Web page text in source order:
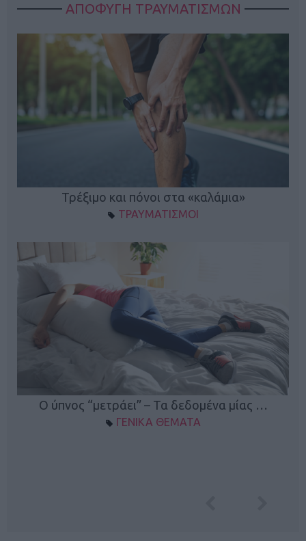
ΑΠΟΦΥΓΗ ΤΡΑΥΜΑΤΙΣΜΩΝ
Τρέξιμο και πόνοι στα «καλάμια»
ΤΡΑΥΜΑΤΙΣΜΟΙ
Ο ύπνος “μετράει” – Τα δεδομένα μίας …
ΓΕΝΙΚΑ ΘΕΜΑΤΑ